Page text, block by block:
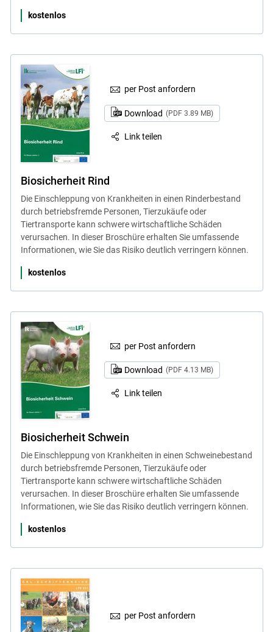
kostenlos
per Post anfordern
Download (PDF 3.89 MB)
Link teilen
Biosicherheit Rind
Die Einschleppung von Krankheiten in einen Rinderbestand
durch betriebsfremde Personen, Tierzukäufe oder
Tiertransporte kann schwere wirtschaftliche Schäden
verursachen. In dieser Broschüre erhalten Sie umfassende
Informationen, wie Sie das Risiko deutlich verringern können.
kostenlos
per Post anfordern
Download (PDF 4.13 MB)
Link teilen
Biosicherheit Schwein
Die Einschleppung von Krankheiten in einen Schweinebestand
durch betriebsfremde Personen, Tierzukäufe oder
Tiertransporte kann schwere wirtschaftliche Schäden
verursachen. In dieser Broschüre erhalten Sie umfassende
Informationen, wie Sie das Risiko deutlich verringern können.
kostenlos
per Post anfordern